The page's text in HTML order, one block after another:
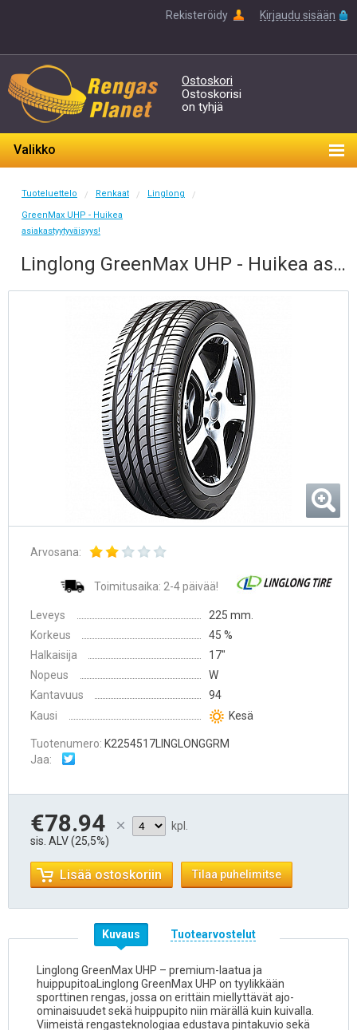
Rekisteröidy Kirjaudu sisään
Ostoskori
Ostoskorisi
on tyhjä
Valikko
Tuoteluettelo / Renkaat / Linglong
/
GreenMax UHP - Huikea
asiakastyytyväisyys!
Linglong GreenMax UHP - Huikea asiakastyytyväisyys! 225/45-17 W 94
Arvosana:
Toimitusaika: 2-4 päivää!
Leveys
225 mm.
Korkeus
45 %
Halkaisija
17″
Nopeus
W
Kantavuus
94
Kausi
Kesä
Tuotenumero: K2254517LINGLONGGRM
Jaa:
€78.94
sis. ALV (25,5%)
kpl.
Lisää ostoskoriin Tilaa puhelimitse
Kuvaus Tuotearvostelut
Linglong GreenMax UHP – premium-laatua ja
huippupitoaLinglong GreenMax UHP on tyylikkään
sporttinen rengas, jossa on erittäin miellyttävät ajo-
ominaisuudet sekä huippupito niin märällä kuin kuivalla.
Viimeistä rengasteknologiaa edustava pintakuvio sekä